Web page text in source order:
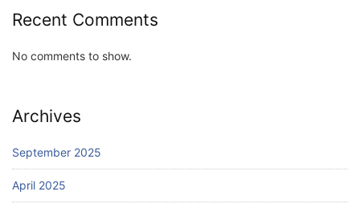
Recent Comments
No comments to show.
Archives
September 2025
April 2025